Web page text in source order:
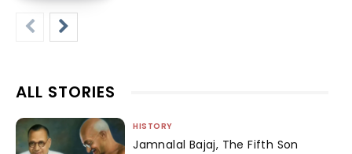
ALL STORIES
HISTORY
Jamnalal Bajaj, The Fifth Son